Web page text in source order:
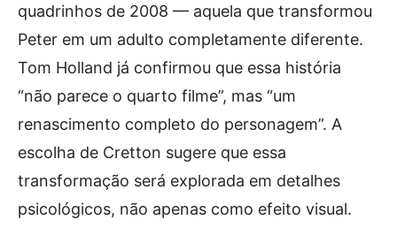
quadrinhos de 2008 — aquela que transformou
Peter em um adulto completamente diferente.
Tom Holland já confirmou que essa história
“não parece o quarto filme”, mas “um
renascimento completo do personagem”. A
escolha de Cretton sugere que essa
transformação será explorada em detalhes
psicológicos, não apenas como efeito visual.